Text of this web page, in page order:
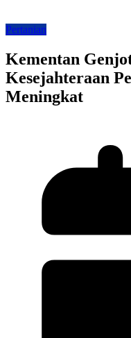
Pertanian
Kementan
Kesejahteraan
Meningkat